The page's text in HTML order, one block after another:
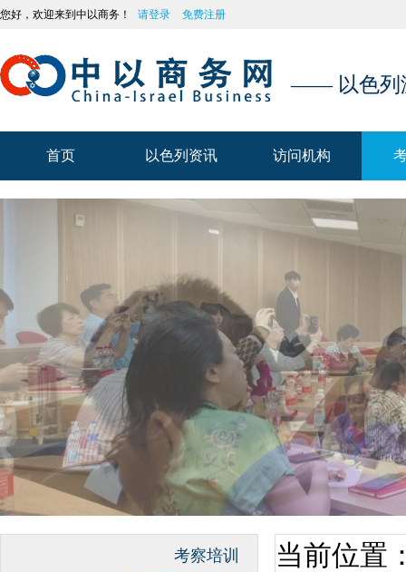
您好，欢迎来到中以商务！ 请登录 免费注册
—— 以色列
首页 以色列资讯
以色列资讯
访问机构
访问机构
考察培训 当前位置